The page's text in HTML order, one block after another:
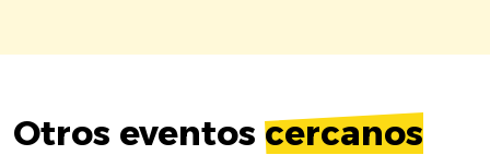
Otros eventos cercanos